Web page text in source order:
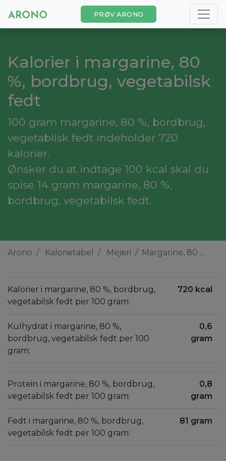
PRØV ARONO
Kalorier i margarine, 80
%, bordbrug, vegetabilsk
fedt
100 gram margarine, 80 %, bordbrug,
vegetabilsk fedt indeholder 720
kalorier.
Ønsker du at indtage 100 kcal skal du
spise 14 gram margarine, 80 %,
bordbrug, vegetabilsk fedt.
Arono Kalorietabel Mejeri Margarine, 80 %, bordbrug, vegetabilsk fedt
Kalorier i margarine, 80 %, bordbrug,
vegetabilsk fedt per 100 gram:
720 kcal
Kulhydrat i margarine, 80 %,
bordbrug, vegetabilsk fedt per 100
gram:
0,6
gram
Protein i margarine, 80 %, bordbrug,
vegetabilsk fedt per 100 gram:
0,8
gram
Fedt i margarine, 80 %, bordbrug,
vegetabilsk fedt per 100 gram:
81 gram